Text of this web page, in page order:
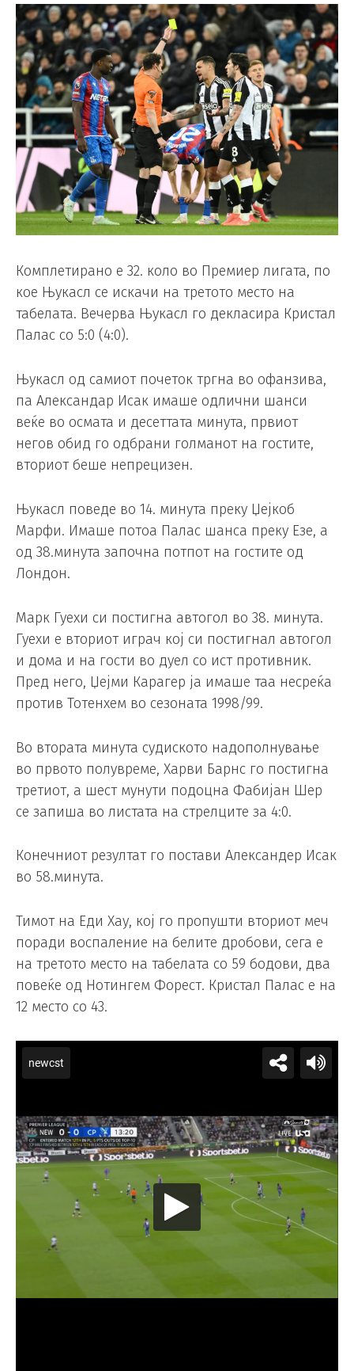
Комплетирано е 32. коло во Премиер лигата, по
кое Њукасл се искачи на третото место на
табелата. Вечерва Њукасл го декласира Кристал
Палас со 5:0 (4:0).
Њукасл од самиот почеток тргна во офанзива,
па Александар Исак имаше одлични шанси
веќе во осмата и десеттата минута, првиот
негов обид го одбрани голманот на гостите,
вториот беше непрецизен.
Њукасл поведе во 14. минута преку Џејкоб
Марфи. Имаше потоа Палас шанса преку Езе, а
од 38.минута започна потпот на гостите од
Лондон.
Марк Гуехи си постигна автогол во 38. минута.
Гуехи е вториот играч кој си постигнал автогол
и дома и на гости во дуел со ист противник.
Пред него, Џејми Карагер ја имаше таа несреќа
против Тотенхем во сезоната 1998/99.
Во втората минута судиското надополнување
во првото полувреме, Харви Барнс го постигна
третиот, а шест мунути подоцна Фабијан Шер
се запиша во листата на стрелците за 4:0.
Конечниот резултат го постави Александер Исак
во 58.минута.
Тимот на Еди Хау, кој го пропушти вториот меч
поради воспаление на белите дробови, сега е
на третото место на табелата со 59 бодови, два
повеќе од Нотингем Форест. Кристал Палас е на
12 место со 43.